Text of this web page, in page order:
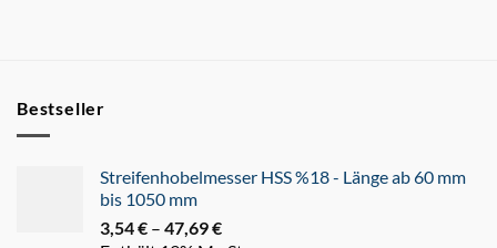
Bestseller
Streifenhobelmesser HSS %18 - Länge ab 60 mm
bis 1050 mm
3,54€ – 47,69€